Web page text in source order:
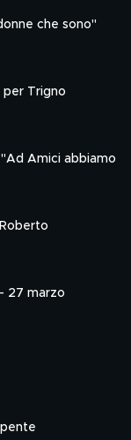
che sono"
per Trigno
Amici abbiamo
27 marzo